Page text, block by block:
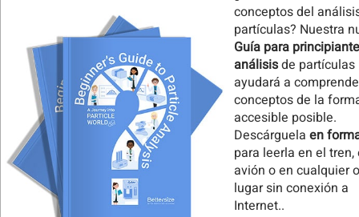
conceptos del
partículas? Nuestra
Guía para
análisisde partículas
ayudará a
conceptos de la
accesible posible.
Descárguela en
para leerla en el tren,
avión o en cualquier
lugar sin conexión a
Internet..